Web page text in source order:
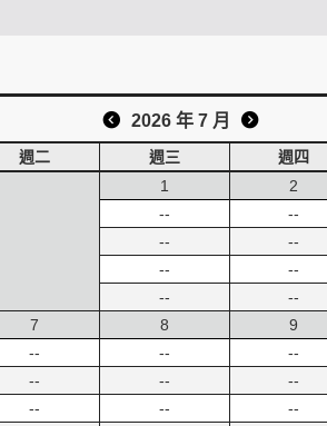
2026 年 7 月
週二 週三 週四
1
--
--
--
--
2
--
--
--
--
7
--
--
--
8
--
--
--
9
--
--
--